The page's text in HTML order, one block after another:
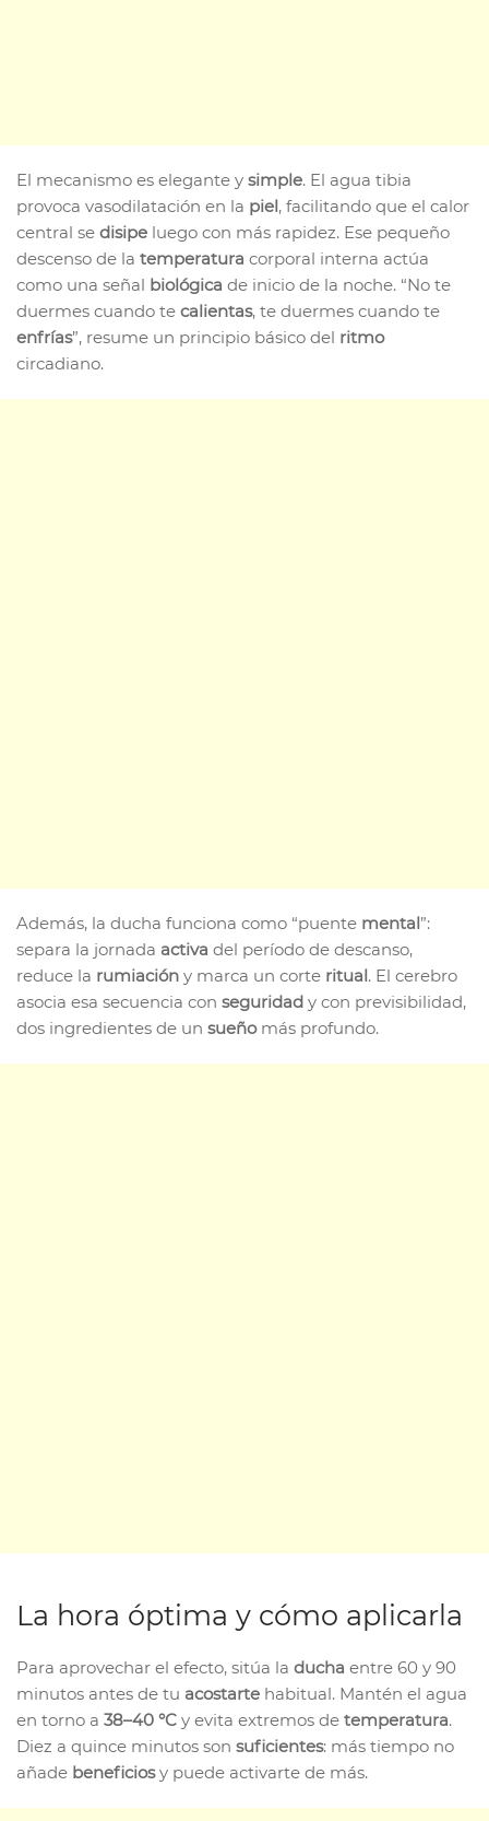
El mecanismo es elegante y simple. El agua tibia
provoca vasodilatación en la piel, facilitando que el calor
central se disipe luego con más rapidez. Ese pequeño
descenso de la temperatura corporal interna actúa
como una señal biológica de inicio de la noche. “No te
duermes cuando te calientas, te duermes cuando te
enfrías”, resume un principio básico del ritmo
circadiano.
Además, la ducha funciona como “puente mental”:
separa la jornada activa del período de descanso,
reduce la rumiación y marca un corte ritual. El cerebro
asocia esa secuencia con seguridad y con previsibilidad,
dos ingredientes de un sueñomás profundo.
La hora óptima y cómo aplicarla
Para aprovechar el efecto, sitúa la ducha entre 60 y 90
minutos antes de tu acostarte habitual. Mantén el agua
en torno a 38–40 °C y evita extremos de temperatura.
Diez a quince minutos son suficientes: más tiempo no
añade beneficiosy puede activarte de más.